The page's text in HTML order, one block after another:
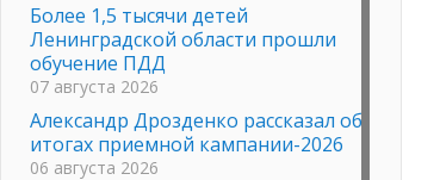
Более 1,5 тысячи детей
Ленинградской области прошли
обучение ПДД
07 августа 2026
Александр Дрозденко рассказал об
итогах приемной кампании-2026
06 августа 2026